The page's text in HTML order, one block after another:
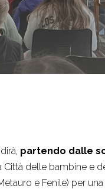
partendo dalle
Città delle bambine e
e Fenile) per